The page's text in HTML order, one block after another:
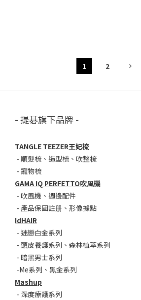
1 2
- 提碁旗下品牌 -
TANGLE TEEZER王妃梳
- 順髮梳 、 造型梳 、 吹整梳
- 寵物梳
GAMA IQ PERFETTO吹風機
- 吹風機 、 週邊配件
- 產品保固註册 、 形像據點
IdHAIR
- 迷戀白金系列
- 頭皮養護系列 、 森林植萃系列
- 暗黑男士系列
-Me系列 、 黑金系列
Mashup
- 深度療護系列